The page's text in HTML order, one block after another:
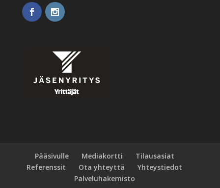
Pääsivulle Mediakortti
Tilausasiat
Referenssit
Ota yhteyttä
Yhteystiedot
Palveluhakemisto